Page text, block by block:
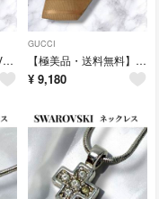
【美品・送料無料】VERSACE ヴェルサーチ ネクタイ メデューサ 総柄 シルク100% ビジネス スーツ レギュラータイ
GUCCI
【極美品・送料無料】GUCCI グッチ シルク ネクタイ ベージュ ストライプ イタリア製 シルク 高級ネクタイ レギュラータイ
¥ 9,180